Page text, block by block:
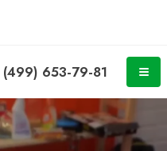
653-79-81